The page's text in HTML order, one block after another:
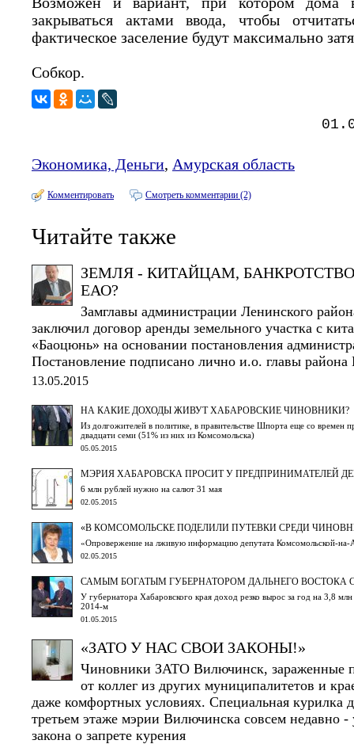
закрываться актами ввода, чтобы
фактическое заселение будут максимально
Собкор.
Экономика, Деньги, Амурская область
Комментировать Смотреть комментарии (2)
Читайте также
ЗЕМЛЯ - КИТАЙЦАМ,
ЕАО?
Замглавы администрации Ленинского
заключил договор аренды земельного участка с
«Баоцюнь» на основании постановления
Постановление подписано лично и.о. главы
13.05.2015
НА КАКИЕ ДОХОДЫ ЖИВУТ ХАБАРОВСКИЕ ЧИНОВНИКИ?
Из долгожителей в политике, в правительстве Шпорта еще со времен
двадцати семи (51% из них из Комсомольска)
05.05.2015
МЭРИЯ ХАБАРОВСКА ПРОСИТ У ПРЕДПРИНИМАТЕЛЕЙ
6 млн рублей нужно на салют 31 мая
02.05.2015
«В КОМСОМОЛЬСКЕ ПОДЕЛИЛИ ПУТЕВКИ СРЕДИ
«Опровержение на лживую информацию депутата Комсомольской-на-
02.05.2015
САМЫМ БОГАТЫМ ГУБЕРНАТОРОМ ДАЛЬНЕГО ВОСТОКА
У губернатора Хабаровского края доход резко вырос за год на 3,8
2014-м
01.05.2015
«ЗАТО У НАС СВОИ ЗАКОНЫ!»
Чиновники ЗАТО Вилючинск, зараженные
от коллег из других муниципалитетов и
даже комфортных условиях. Специальная курилка
третьем этаже мэрии Вилючинска совсем недавно
закона о запрете курения